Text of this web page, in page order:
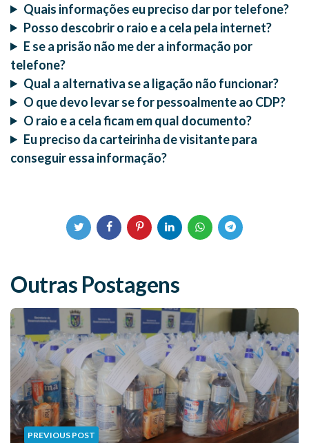
Quais informações eu preciso dar por telefone?
Posso descobrir o raio e a cela pela internet?
E se a prisão não me der a informação por
telefone?
Qual a alternativa se a ligação não funcionar?
O que devo levar se for pessoalmente ao CDP?
O raio e a cela ficam em qual documento?
Eu preciso da carteirinha de visitante para
conseguir essa informação?
Outras Postagens
PREVIOUS POST